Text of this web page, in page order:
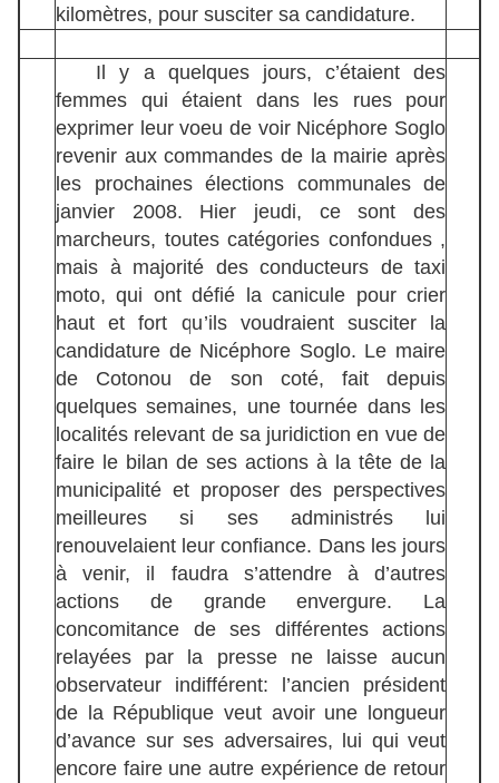
kilomètres, pour susciter sa candidature.
Il y a quelques jours, c’étaient des
femmes qui étaient dans les rues pour
exprimer leur voeu de voir Nicéphore Soglo
revenir aux commandes de la mairie après
les prochaines élections communales de
janvier 2008. Hier jeudi, ce sont des
marcheurs, toutes catégories confondues ,
mais à majorité des conducteurs de taxi
moto, qui ont défié la canicule pour crier
haut et fort qu’ils voudraient susciter la
candidature de Nicéphore Soglo. Le maire
de Cotonou de son coté, fait depuis
quelques semaines, une tournée dans les
localités relevant de sa juridiction en vue de
faire le bilan de ses actions à la tête de la
municipalité et proposer des perspectives
meilleures si ses administrés lui
renouvelaient leur confiance. Dans les jours
à venir, il faudra s’attendre à d’autres
actions de grande envergure. La
concomitance de ses différentes actions
relayées par la presse ne laisse aucun
observateur indifférent: l’ancien président
de la République veut avoir une longueur
d’avance sur ses adversaires, lui qui veut
encore faire une autre expérience de retour